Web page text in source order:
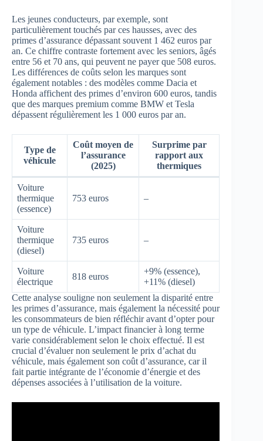
Les jeunes conducteurs, par exemple, sont
particulièrement touchés par ces hausses, avec des
primes d’assurance dépassant souvent 1 462 euros par
an. Ce chiffre contraste fortement avec les seniors, âgés
entre 56 et 70 ans, qui peuvent ne payer que 508 euros.
Les différences de coûts selon les marques sont
également notables : des modèles comme Dacia et
Honda affichent des primes d’environ 600 euros, tandis
que des marques premium comme BMW et Tesla
dépassent régulièrement les 1 000 euros par an.
Type de
véhicule
Coût moyen de
l’assurance
(2025)
Surprime par
rapport aux
thermiques
Voiture
thermique
(essence)
753 euros –
Voiture
thermique
(diesel)
735 euros –
Voiture
électrique
818 euros
+9% (essence),
+11% (diesel)
Cette analyse souligne non seulement la disparité entre
les primes d’assurance, mais également la nécessité pour
les consommateurs de bien réfléchir avant d’opter pour
un type de véhicule. L’impact financier à long terme
varie considérablement selon le choix effectué. Il est
crucial d’évaluer non seulement le prix d’achat du
véhicule, mais également son coût d’assurance, car il
fait partie intégrante de l’économie d’énergie et des
dépenses associées à l’utilisation de la voiture.